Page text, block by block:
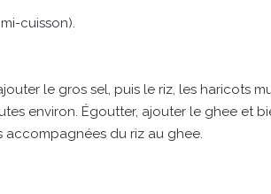
cuisson).
le gros sel, puis le riz, les haricots
environ. Égoutter, ajouter le ghee et
accompagnées du riz au ghee.